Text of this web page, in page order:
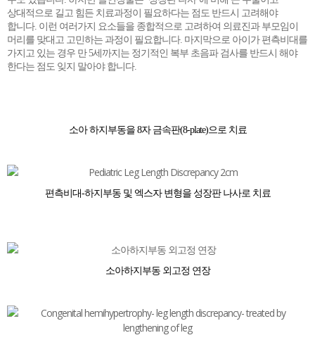
상대적으로 길고 힘든 치료과정이 필요하다는 점도 반드시 고려해야
합니다. 이런 여러가지 요소들을 종합적으로 고려하여 의료진과 부모임이
머리를 맞대고 고민하는 과정이 필요합니다. 마지막으로 아이가 편측비대를
가지고 있는 경우 만 5세까지는 정기적인 복부 초음파 검사를 반드시 해야
한다는 점도 잊지 말아야 합니다.
소아 하지부동을 8자 금속판(8-plate)으로 치료
편측비대-하지부동 및 엑스자 변형을 성장판 나사로 치료
소아하지부동 외고정 연장